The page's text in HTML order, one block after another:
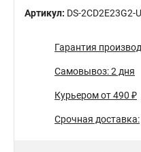
Артикул: DS-2CD2E23G2-
Гарантия
Самовывоз: 2 дня
Курьером от 490 ₽
Срочная доставка: